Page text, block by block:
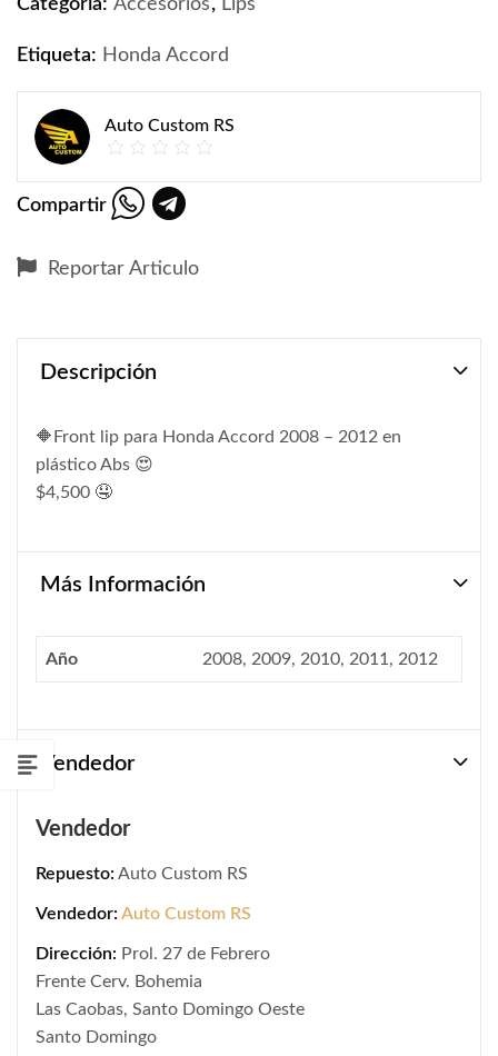
Categoria: Accesorios, Lips
Etiqueta: Honda Accord
Auto Custom RS
Compartir
Reportar Articulo
Descripción
🔶Front lip para Honda Accord 2008 – 2012 en
plástico Abs 😍
$4,500 🤤
Más Información
Año 2008, 2009, 2010, 2011, 2012
Vendedor
Vendedor
Repuesto: Auto Custom RS
Vendedor: Auto Custom RS
Dirección: Prol. 27 de Febrero
Frente Cerv. Bohemia
Las Caobas, Santo Domingo Oeste
Santo Domingo